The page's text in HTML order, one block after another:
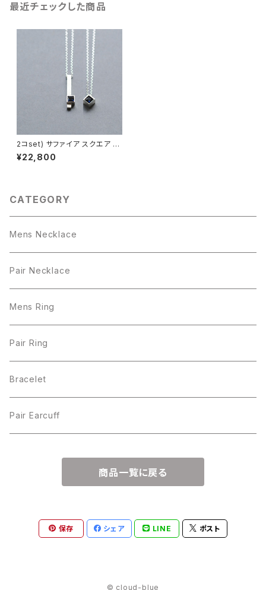
最近チェックした商品
2コset) サファイア スクエア ペ
ア ネックレス シルバー925
¥22,800
CATEGORY
Mens Necklace
Pair Necklace
Mens Ring
Pair Ring
Bracelet
Pair Earcuff
商品一覧に戻る
保存 シェア LINE ポスト
© cloud-blue